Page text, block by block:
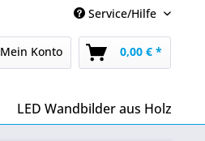
Service/Hilfe
Mein Konto 0,00 € *
LED Wandbilder aus Holz